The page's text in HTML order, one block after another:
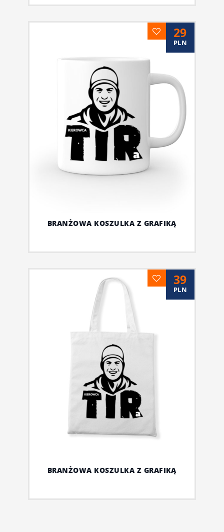
29
PLN
BRANŻOWA KOSZULKA Z GRAFIKĄ
39
PLN
BRANŻOWA KOSZULKA Z GRAFIKĄ